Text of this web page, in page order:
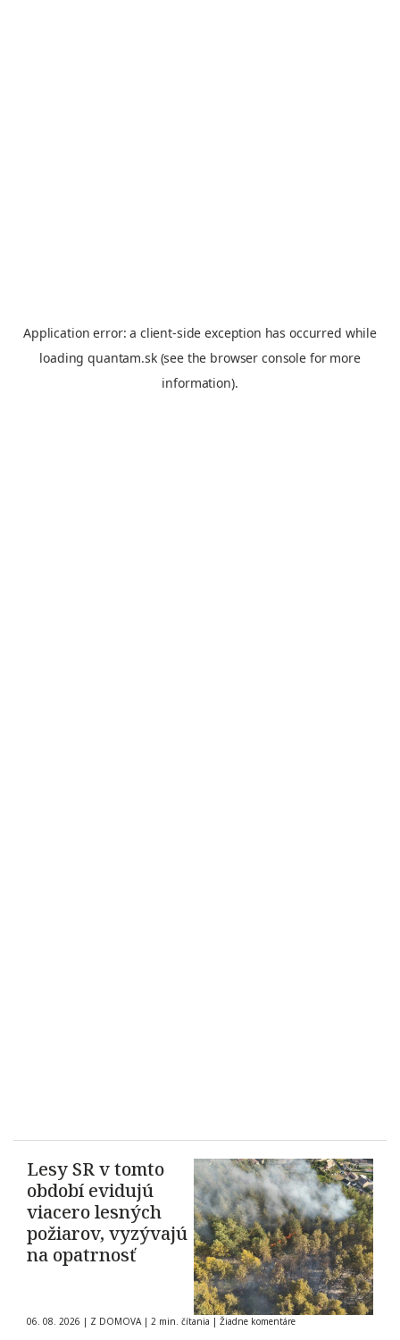
Lesy SR v tomto
období evidujú
viacero lesných
požiarov, vyzývajú
na opatrnosť
06. 08. 2026 | Z DOMOVA | 2 min. čítania | Žiadne komentáre